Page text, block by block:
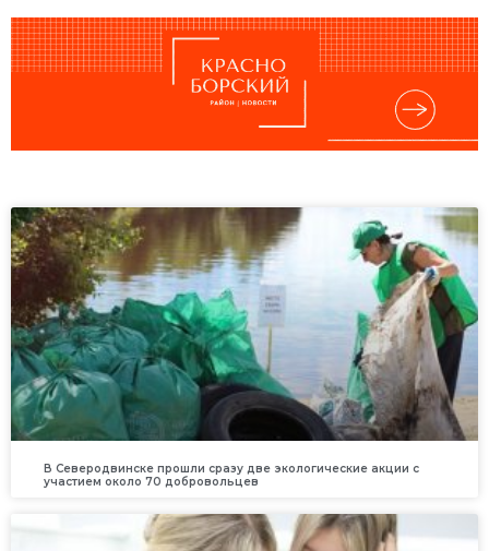
В Северодвинске прошли сразу две экологические акции с
участием около 70 добровольцев